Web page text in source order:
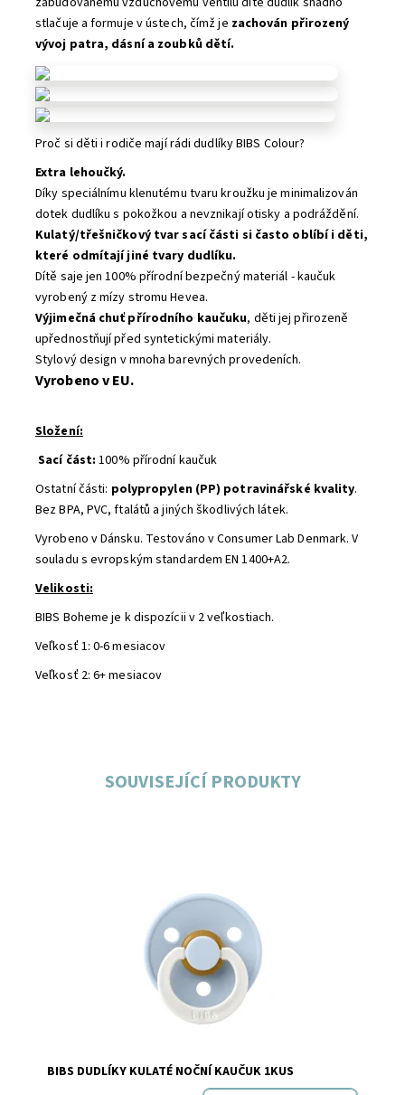
stlačuje a formuje v ústech, čímž je zachován přirozený
vývoj patra, dásní a zoubků dětí.
Proč si děti i rodiče mají rádi dudlíky BIBS Colour?
Extra lehoučký.
Díky speciálnímu klenutému tvaru kroužku je minimalizován
dotek dudlíku s pokožkou a nevznikají otisky a podráždění.
Kulatý/třešničkový tvar sací části si často oblíbí i děti,
které odmítají jiné tvary dudlíku.
Dítě saje jen 100% přírodní bezpečný materiál - kaučuk
vyrobený z mízy stromu Hevea.
Výjimečná chuť přírodního kaučuku, děti jej přirozeně
upřednostňují před syntetickými materiály.
Stylový design v mnoha barevných provedeních.
Vyrobeno v EU.
Složení:
Sací část: 100% přírodní kaučuk
Ostatní části: polypropylen (PP) potravinářské kvality.
Bez BPA, PVC, ftalátů a jiných škodlivých látek.
Vyrobeno v Dánsku. Testováno v Consumer Lab Denmark. V
souladu s evropským standardem EN 1400+A2.
Velikosti:
BIBS Boheme je k dispozícii v 2 veľkostiach.
Veľkosť 1: 0-6 mesiacov
Veľkosť 2: 6+ mesiacov
SOUVISEJÍCÍ PRODUKTY
Skladem
Značka: BIBS
BIBS DUDLÍKY KULATÉ NOČNÍ KAUČUK 1KUS